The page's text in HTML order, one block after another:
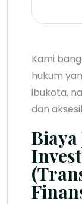
Kami
hukum
ibukota,
dan
Biaya